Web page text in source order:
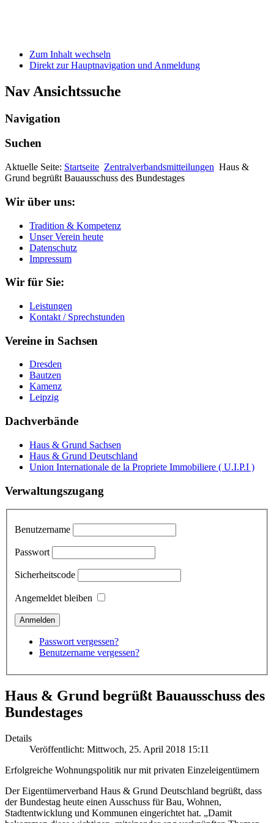
Zum Inhalt wechseln
Direkt zur Hauptnavigation und Anmeldung
Nav Ansichtssuche
Navigation
Suchen
Aktuelle Seite: Startseite Zentralverbandsmitteilungen Haus &
Grund begrüßt Bauausschuss des Bundestages
Wir über uns:
Tradition & Kompetenz
Unser Verein heute
Datenschutz
Impressum
Wir für Sie:
Leistungen
Kontakt / Sprechstunden
Vereine in Sachsen
Dresden
Bautzen
Kamenz
Leipzig
Dachverbände
Haus & Grund Sachsen
Haus & Grund Deutschland
Union Internationale de la Propriete Immobiliere ( U.I.P.I )
Verwaltungszugang
Benutzername
Passwort
Sicherheitscode
Angemeldet bleiben
Passwort vergessen?
Benutzername vergessen?
Haus & Grund begrüßt Bauausschuss des
Bundestages
Details
Veröffentlicht: Mittwoch, 25. April 2018 15:11
Erfolgreiche Wohnungspolitik nur mit privaten Einzeleigentümern
Der Eigentümerverband Haus & Grund Deutschland begrüßt, dass
der Bundestag heute einen Ausschuss für Bau, Wohnen,
Stadtentwicklung und Kommunen eingerichtet hat. „Damit